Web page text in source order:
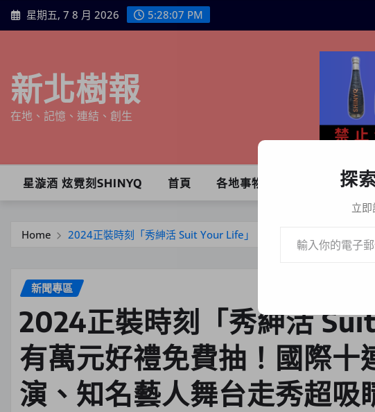
Skip
to
星期五, 7 8 月 2026 5:28:09 PM
新北樹報
在地、記憶、連結、創生
星漩酒 炫霓刻SHINYQ 首頁 各地事物 生活百態
Home 2024正裝時刻「秀紳活 Suit Your Life」，還有萬元好禮免費抽！
新聞專區
2024正裝時刻「秀紳活
有萬元好禮免費抽！國際十
演、知名藝人舞台走秀超吸
探
立